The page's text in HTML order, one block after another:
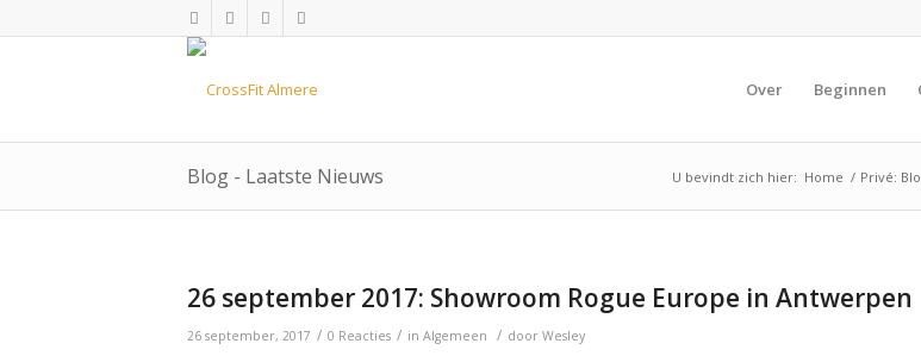
Over Beginnen
Blog - Laatste Nieuws U bevindt zich hier: Home / Privé:
26 september 2017: Showroom Rogue Europe in Antwerpen
26 september, 2017 / 0 Reacties / in Algemeen / door Wesley